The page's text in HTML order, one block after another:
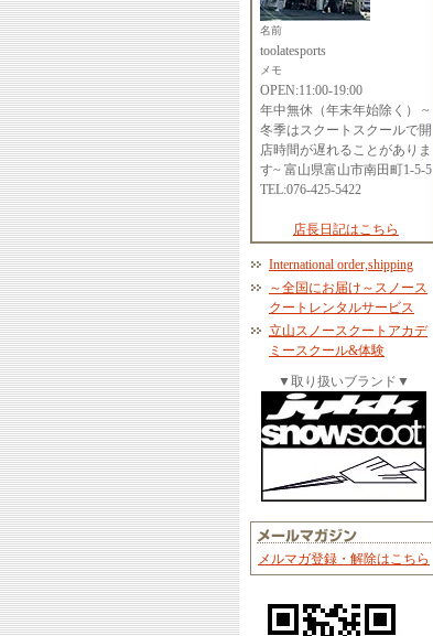
名前
toolatesports
メモ
OPEN:11:00-19:00
年中無休（年末年始除く） ~
冬季はスクートスクールで開
店時間が遅れることがありま
す~ 富山県富山市南田町1-5-5
TEL:076-425-5422
店長日記はこちら
International order,shipping
～全国にお届け～スノース
クートレンタルサービス
立山スノースクートアカデ
ミースクール&体験
▼取り扱いブランド▼
メルマガ登録・解除はこちら